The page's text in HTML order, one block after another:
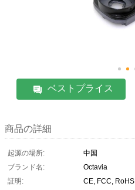
ベストプライス
商品の詳細
起源の場所:
中国
ブランド名:
Octavia
証明:
CE, FCC, RoHS